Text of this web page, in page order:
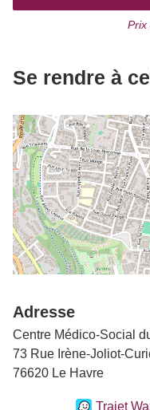
Prix
Se rendre à
Adresse
Centre Médico-Social
73 Rue Irène-Joliot-
76620 Le Havre
Trajet